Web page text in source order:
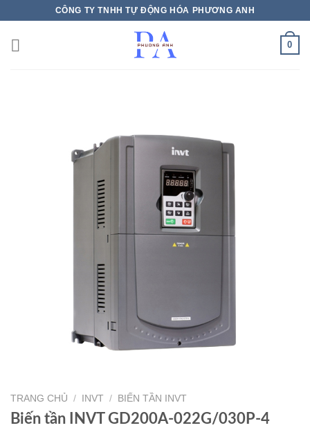
nội
CÔNG TY TNHH TỰ ĐỘNG HÓA PHƯƠNG ANH
0
TRANG CHỦ / INVT / BIẾN TẦN INVT
Biến tần INVT GD200A-022G/030P-4